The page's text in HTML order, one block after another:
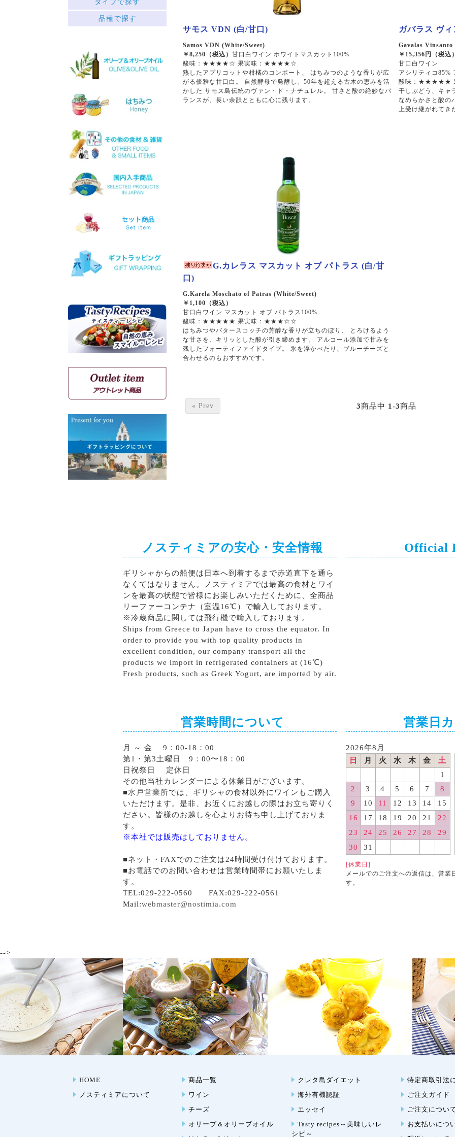
サモス VDN (白/甘口)
Samos VDN (White/Sweet)
￥8,250（税込）甘口白ワイン ホワイトマスカット100%
酸味：★★★★☆ 果実味：★★★★☆
熟したアプリコットや柑橘のコンポート、 はちみつのような香りが広
がる優雅な甘口白。 自然酵母で発酵し、50年を超える古木の恵みを活
かした サモス島伝統のヴァン・ド・ナチュレル。 甘さと酸の絶妙なバ
ランスが、長い余韻とともに心に残ります。
ガバラス ヴ
Gavalas Vinsanto
￥15,356円（税
甘口白ワイン
アシリティコ85%
酸味：★★★★★
干しぶどう、キャ
なめらかさと酸の
上受け継がれてき
G.カレラス マスカット オブ パトラス (白/甘
口)
G.Karela Moschato of Patras (White/Sweet)
￥1,100（税込）
甘口白ワイン マスカット オブ パトラス100%
酸味：★★★★★ 果実味：★★★☆☆
はちみつやバタースコッチの芳醇な香りが立ちのぼり、 とろけるよう
な甘さを、キリッとした酸が引き締めます。 アルコール添加で甘みを
残したフォーティファイドタイプ。 氷を浮かべたり、ブルーチーズと
合わせるのもおすすめです。
« Prev 3商品中 1-3商品
中央ギリシャ
ペロポネソス半島とイオニ
ア諸島
タイプで探す
赤
├ミディアムボディ
├リッチ
├フルーティー
スパークリング
デザート
ワインセット
品種で探す
サヴァティアノ
アシリティコ
マスカット
キドニツァ
ロボラ
ヴィディアノ
ヴィラナ
マスカットオブスピナ
ガイドゥリア
アイダニ
モスコフィレロ
ゲヴェルツトラミネール
ミュスカ・ブラン・ア・プ
ティ・グラン
クシノマブロ
アギヨルギティコ
マヴロ クンドゥラ オブ キ
ミ
マヴロダフニ
コチファリ
マンディラリ
リャティコ
マヴロトラガノ
リムニョナ
グルナッシュ
シラー
カベルネソーヴィニョン
ノスティミアの安心・安全情報
ギリシャからの船便は日本へ到着するまで赤道直下を通ら
なくてはなりません。ノスティミアでは最高の食材とワイ
ンを最高の状態で皆様にお楽しみいただくために、全商品
リーファーコンテナ（室温16℃）で輸入しております。
※冷蔵商品に関しては飛行機で輸入しております。
Ships from Greece to Japan have to cross the equator. In
order to provide you with top quality products in
excellent condition, our company transport all the
products we import in refrigerated containers at (16℃)
Fresh products, such as Greek Yogurt, are imported by air.
Official
営業時間について
月 ～ 金 9：00-18：00
第1・第3土曜日 9：00〜18：00
日祝祭日 定休日
その他当社カレンダーによる休業日がございます。
■水戸営業所では、ギリシャの食材以外にワインもご購入
いただけます。是非、お近くにお越しの際はお立ち寄りく
ださい。皆様のお越しを心よりお待ち申し上げておりま
す。
※本社では販売はしておりません。
■ネット・FAXでのご注文は24時間受け付けております。
■お電話でのお問い合わせは営業時間帯にお願いたしま
す。
TEL:029-222-0560 FAX:029-222-0561
Mail:webmaster@nostimia.com
営業日
2026年8月
日
月 火 水 木 金
土
1
2
3 4 5 6 7
8
9
10 11 12 13 14
15
16
17 18 19 20 21
22
23
24 25 26 27 28
29
30
31
[休業日]
メールでのご注文への返信は、営業
す。
-->
HOME
ノスティミアについて
商品一覧
ワイン
チーズ
オリーブ＆オリーブオイル
クレタ島ダイエット
海外有機認証
エッセイ
Tasty recipes～美味しいレ
シピ～
特定商取引法
ご注文ガイド
ご注文につい
お支払いにつ